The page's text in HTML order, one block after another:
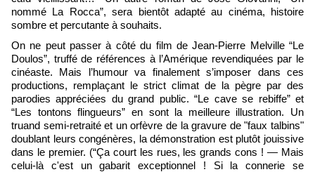
nommé La Rocca”, sera bientôt adapté au cinéma, histoire
sombre et percutante à souhaits.
On ne peut passer à côté du film de Jean-Pierre Melville “Le
Doulos”, truffé de références à l’Amérique revendiquées par le
cinéaste. Mais l’humour va finalement s’imposer dans ces
productions, remplaçant le strict climat de la pègre par des
parodies appréciées du grand public. “Le cave se rebiffe” et
“Les tontons flingueurs” en sont la meilleure illustration. Un
truand semi-retraité et un orfèvre de la gravure de "faux talbins"
doublant leurs congénères, la démonstration est plutôt jouissive
dans le premier. (“Ça court les rues, les grands cons ! — Mais
celui-là c'est un gabarit exceptionnel ! Si la connerie se